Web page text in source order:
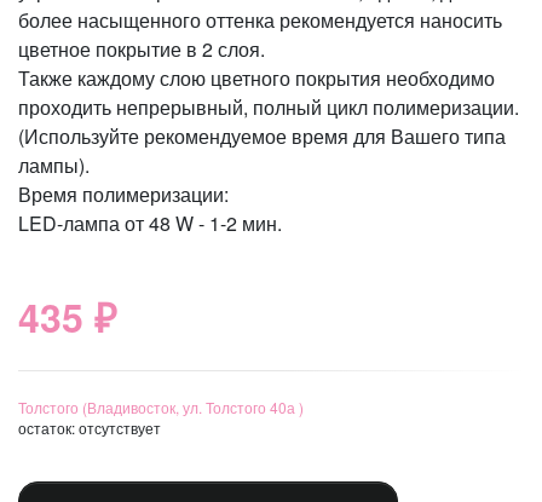
более насыщенного оттенка рекомендуется наносить
цветное покрытие в 2 слоя.
Также каждому слою цветного покрытия необходимо
проходить непрерывный, полный цикл полимеризации.
(Используйте рекомендуемое время для Вашего типа
лампы).
Время полимеризации:
LED-лампа от 48 W - 1-2 мин.
435 ₽
Толстого (Владивосток, ул. Толстого 40а )
остаток:отсутствует